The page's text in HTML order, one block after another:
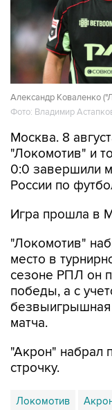
Александр Коваленко
Фото: Владимир
Москва. 8
"Локомотив" и
0:0 завершили
России по
Игра прошла в
"Локомотив"
место в
сезоне РПЛ он
победы, а с
безвыигрышная
матча.
"Акрон" набрал
строчку.
Локомотив